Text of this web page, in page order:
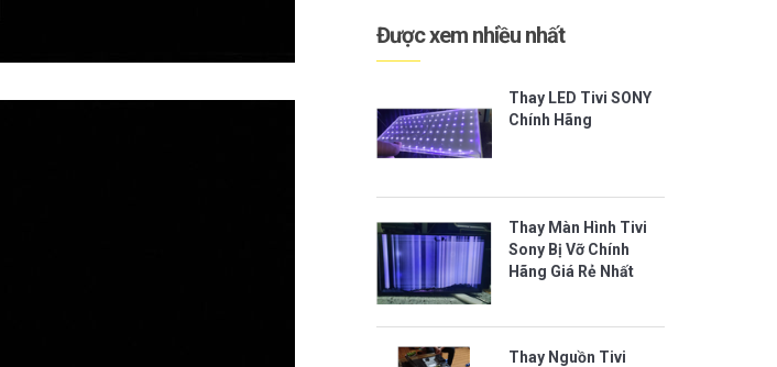
Được xem nhiều nhất
Thay LED Tivi SONY
Chính Hãng
Thay Màn Hình Tivi
Sony Bị Vỡ Chính
Hãng Giá Rẻ Nhất
Thay Nguồn Tivi